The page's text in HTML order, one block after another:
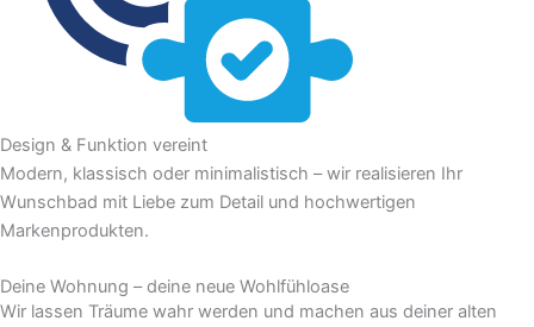
Design & Funktion vereint
Modern, klassisch oder minimalistisch – wir realisieren Ihr
Wunschbad mit Liebe zum Detail und hochwertigen
Markenprodukten.
Deine Wohnung – deine neue Wohlfühloase
Wir lassen Träume wahr werden und machen aus deiner alten